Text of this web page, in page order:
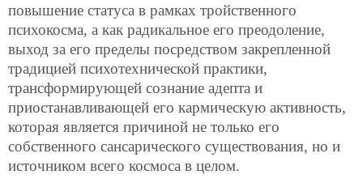
повышение статуса в рамках тройственного
психокосма, а как радикальное его преодоление,
выход за его пределы посредством закрепленной
традицией психотехнической практики,
трансформирующей сознание адепта и
приостанавливающей его кармическую активность,
которая является причиной не только его
собственного сансарического существования, но и
источником всего космоса в целом.